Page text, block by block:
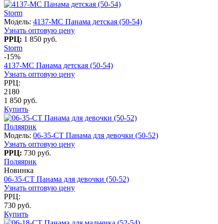
Storm
Модель: 4137-МС Панама детская (50-54)
Узнать оптовую цену
РРЦ: 1 850 руб.
Storm
-15%
4137-МС Панама детская (50-54)
Узнать оптовую цену
РРЦ:
2180
1 850 руб.
Купить
Поляярик
Модель: 06-35-CT Панама для девочки (50-52)
Узнать оптовую цену
РРЦ: 730 руб.
Поляярик
Новинка
06-35-CT Панама для девочки (50-52)
Узнать оптовую цену
РРЦ:
730 руб.
Купить